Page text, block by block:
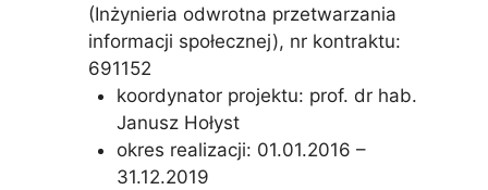
(Inżynieria odwrotna przetwarzania
informacji społecznej), nr kontraktu:
691152
koordynator projektu: prof. dr hab.
Janusz Hołyst
okres realizacji: 01.01.2016 –
31.12.2019